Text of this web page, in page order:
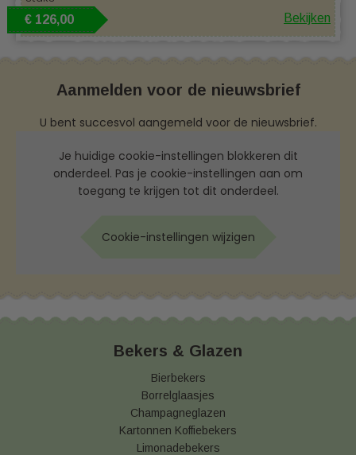
€ 126,00 Bekijken
Aanmelden voor de nieuwsbrief
U bent succesvol aangemeld voor de nieuwsbrief.
Je huidige cookie-instellingen blokkeren dit
onderdeel. Pas je cookie-instellingen aan om
toegang te krijgen tot dit onderdeel.
Cookie-instellingen wijzigen
Bekers & Glazen
Bierbekers
Borrelglaasjes
Champagneglazen
Kartonnen Koffiebekers
Limonadebekers